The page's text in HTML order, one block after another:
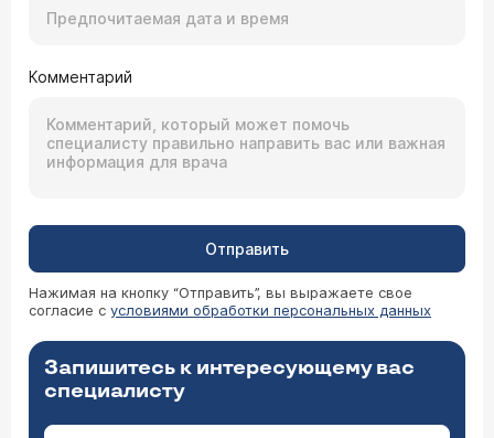
Комментарий
Отправить
Нажимая на кнопку “Отправить”, вы выражаете свое
согласие с условиями обработки персональных данных
Запишитесь к интересующему вас
специалисту